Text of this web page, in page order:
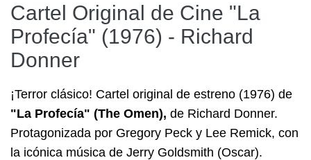
Cartel Original de Cine "La
Profecía" (1976) - Richard
Donner
¡Terror clásico! Cartel original de estreno (1976) de
"La Profecía" (The Omen), de Richard Donner.
Protagonizada por Gregory Peck y Lee Remick, con
la icónica música de Jerry Goldsmith (Oscar).